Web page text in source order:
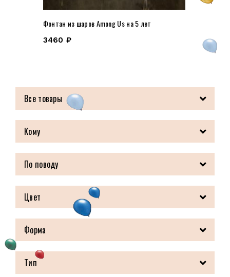
Фонтан из шаров Among Us на 5 лет
3460 ₽
Все товары
Кому
По поводу
Цвет
Форма
Тип